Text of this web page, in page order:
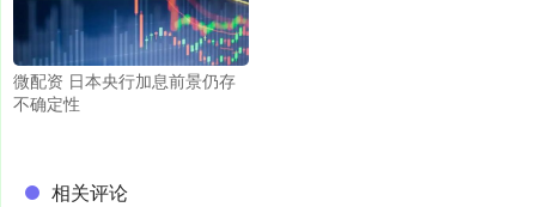
微配资 日本央行加息前景仍存
不确定性
相关评论